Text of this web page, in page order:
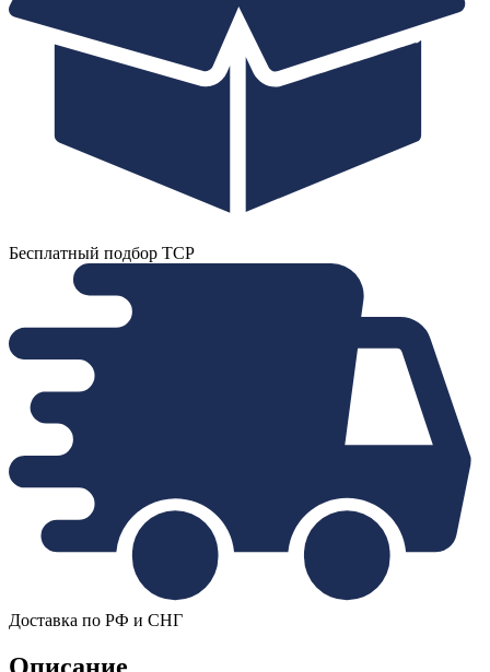
Бесплатный подбор ТСР
Доставка по РФ и СНГ